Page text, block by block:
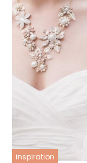
inspiration